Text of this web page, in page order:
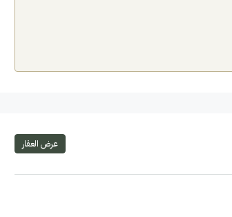
عرض العقار